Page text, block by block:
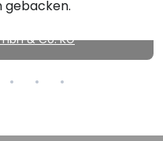
gebacken.
& Co. KG